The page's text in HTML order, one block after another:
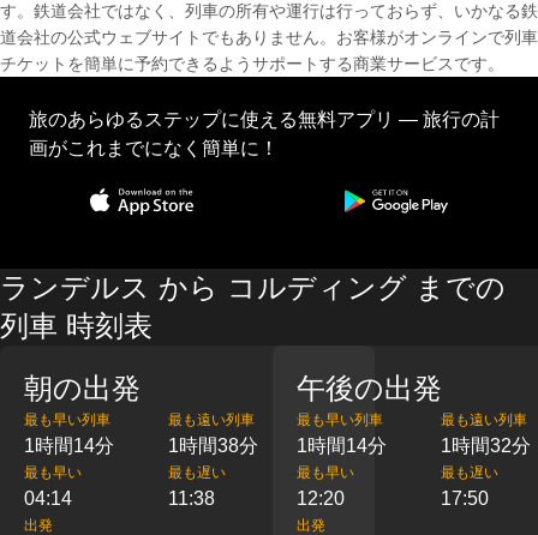
す。鉄道会社ではなく、列車の所有や運行は行っておらず、いかなる鉄
道会社の公式ウェブサイトでもありません。お客様がオンラインで列車
チケットを簡単に予約できるようサポートする商業サービスです。
旅のあらゆるステップに使える無料アプリ — 旅行の計
画がこれまでになく簡単に！
ランデルス から コルディング までの
列車 時刻表
朝の出発
最も早い列車
1時間14分
最も遠い列車
1時間38分
最も早い
04:14
最も遅い
11:38
出発
午後の出発
最も早い列車
1時間14分
最も遠い列車
1時間32分
最も早い
12:20
最も遅い
17:50
出発